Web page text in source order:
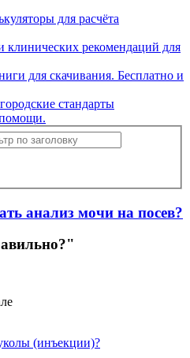
для расчёта
клинических рекомендаций для
для скачивания. Бесплатно и
стандарты
анализ мочи на посев?
(инъекции)?